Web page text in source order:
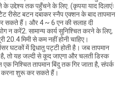
के उद्देश्य तक पहुँचने के लिए. (कृपया याद दिलाएंः
रीसेट बटन दबाकर स्नैप एक्शन के बाद तापमान
सकते हैं। और 4 ~ 6 एन की सलाह दी
न करें2. सामान्य कार्य सुनिश्चित करने के लिए,
मिमी से कम नहीं होनी चाहिए।
घटकों में द्विधातु पट्टी होती है। जब तापमान
है, तो यह जल्दी से कूद जाएगा और चलती डिस्क
निश्चित तापमान बिंदु तक गिर जाता है, संपर्क
करना शुरू कर सकते हैं।